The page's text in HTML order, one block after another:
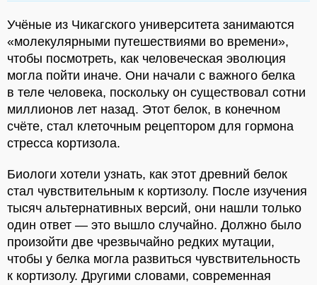
Учёные из Чикагского университета занимаются
«молекулярными путешествиями во времени»,
чтобы посмотреть, как человеческая эволюция
могла пойти иначе. Они начали с важного белка
в теле человека, поскольку он существовал сотни
миллионов лет назад. Этот белок, в конечном
счёте, стал клеточным рецептором для гормона
стресса кортизола.
Биологи хотели узнать, как этот древний белок
стал чувствительным к кортизолу. После изучения
тысяч альтернативных версий, они нашли только
один ответ — это вышло случайно. Должно было
произойти две чрезвычайно редких мутации,
чтобы у белка могла развиться чувствительность
к кортизолу. Другими словами, современная